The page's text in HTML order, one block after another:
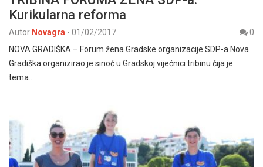
Kurikularna reforma
Autor Novagra - 01/02/2017
0
NOVA GRADIŠKA – Forum žena Gradske organizacije SDP-a Nova
Gradiška organizirao je sinoć u Gradskoj vijećnici tribinu čija je
tema…